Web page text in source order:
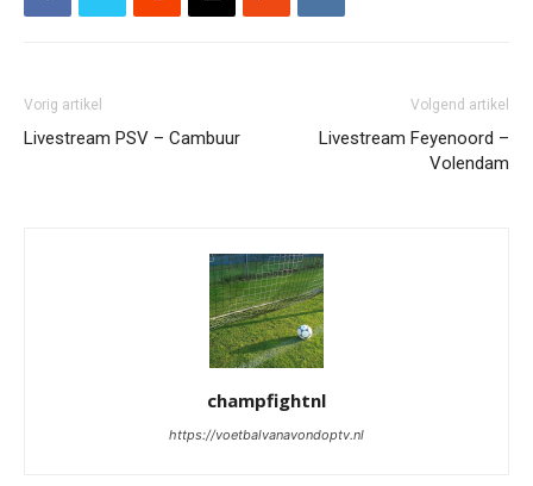
Vorig artikel
Livestream PSV – Cambuur
Volgend artikel
Livestream Feyenoord –
Volendam
champfightnl
https://voetbalvanavondoptv.nl